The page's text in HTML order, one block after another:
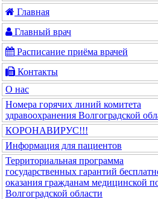
Главная
Главный врач
Расписание приёма врачей
Контакты
О нас
Номера горячих линий комитета
здравоохранения Волгоградской
КОРОНАВИРУС!!!
Информация для пациентов
Территориальная программа
государственных гарантий
оказания гражданам медицинской
Волгоградской области